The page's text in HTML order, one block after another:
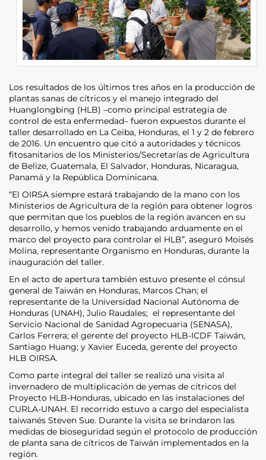
Los resultados de los últimos tres años en la producción de
plantas sanas de cítricos y el manejo integrado del
Huanglongbing (HLB) –como principal estrategia de
control de esta enfermedad– fueron expuestos durante el
taller desarrollado en La Ceiba, Honduras, el 1 y 2 de febrero
de 2016. Un encuentro que citó a autoridades y técnicos
fitosanitarios de los Ministerios/Secretarías de Agricultura
de Belize, Guatemala, El Salvador, Honduras, Nicaragua,
Panamá y la República Dominicana.
“El OIRSA siempre estará trabajando de la mano con los
Ministerios de Agricultura de la región para obtener logros
que permitan que los pueblos de la región avancen en su
desarrollo, y hemos venido trabajando arduamente en el
marco del proyecto para controlar el HLB”, aseguró Moisés
Molina, representante Organismo en Honduras, durante la
inauguración del taller.
En el acto de apertura también estuvo presente el cónsul
general de Taiwán en Honduras, Marcos Chan; el
representante de la Universidad Nacional Autónoma de
Honduras (UNAH), Julio Raudales; el representante del
Servicio Nacional de Sanidad Agropecuaria (SENASA),
Carlos Ferrera; el gerente del proyecto HLB-ICDF Taiwán,
Santiago Huang; y Xavier Euceda, gerente del proyecto
HLB OIRSA.
Como parte integral del taller se realizó una visita al
invernadero de multiplicación de yemas de cítricos del
Proyecto HLB-Honduras, ubicado en las instalaciones del
CURLA-UNAH. El recorrido estuvo a cargo del especialista
taiwanés Steven Sue. Durante la visita se brindaron las
medidas de bioseguridad según el protocolo de producción
de planta sana de cítricos de Taiwán implementados en la
región.